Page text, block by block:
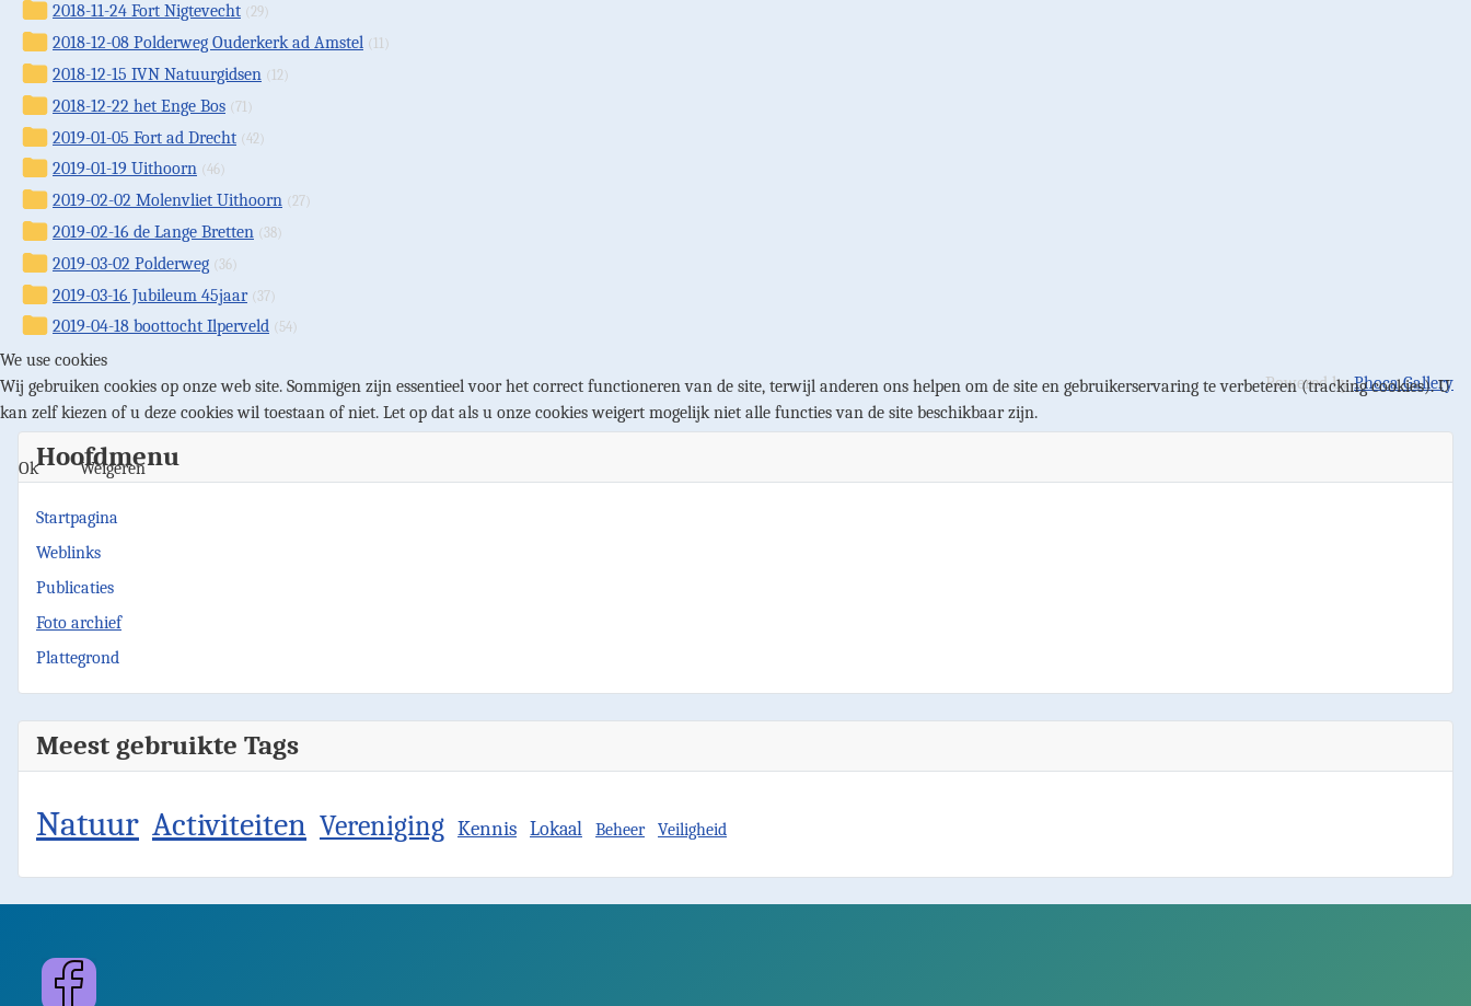
2018-11-24 Fort Nigtevecht (29)
2018-12-08 Polderweg Ouderkerk ad Amstel (11)
2018-12-15 IVN Natuurgidsen (12)
2018-12-22 het Enge Bos (71)
2019-01-05 Fort ad Drecht (42)
2019-01-19 Uithoorn (46)
2019-02-02 Molenvliet Uithoorn (27)
2019-02-16 de Lange Bretten (38)
2019-03-02 Polderweg (36)
2019-03-16 Jubileum 45jaar (37)
2019-04-18 boottocht Ilperveld (54)
Powered byPhoca Gallery
Hoofdmenu
Startpagina
Weblinks
Publicaties
Foto archief
Plattegrond
Meest gebruikte Tags
Natuur Activiteiten Vereniging Kennis Lokaal Beheer Veiligheid
Facebook
We use cookies
Wij gebruiken cookies op onze web site. Sommigen zijn essentieel voor het correct functioneren van de site, terwijl anderen ons helpen om de site en gebruikerservaring te verbeteren (tracking cookies). U
kan zelf kiezen of u deze cookies wil toestaan of niet. Let op dat als u onze cookies weigert mogelijk niet alle functies van de site beschikbaar zijn.
Ok Weigeren